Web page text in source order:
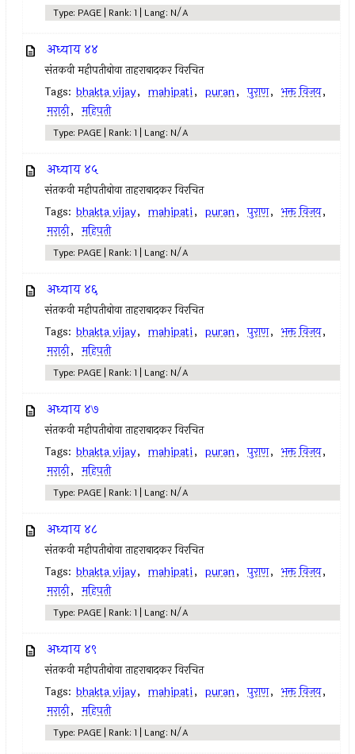
Type: PAGE | Rank: 1 | Lang: N/A
अध्याय ४४
संतकवी महीपतीबोवा ताहराबादकर विरचित
Tags: bhakta vijay, mahipati, puran, पुराण, भक्त विजय,
मराठी, महिपती
Type: PAGE | Rank: 1 | Lang: N/A
अध्याय ४५
संतकवी महीपतीबोवा ताहराबादकर विरचित
Tags: bhakta vijay, mahipati, puran, पुराण, भक्त विजय,
मराठी, महिपती
Type: PAGE | Rank: 1 | Lang: N/A
अध्याय ४६
संतकवी महीपतीबोवा ताहराबादकर विरचित
Tags: bhakta vijay, mahipati, puran, पुराण, भक्त विजय,
मराठी, महिपती
Type: PAGE | Rank: 1 | Lang: N/A
अध्याय ४७
संतकवी महीपतीबोवा ताहराबादकर विरचित
Tags: bhakta vijay, mahipati, puran, पुराण, भक्त विजय,
मराठी, महिपती
Type: PAGE | Rank: 1 | Lang: N/A
अध्याय ४८
संतकवी महीपतीबोवा ताहराबादकर विरचित
Tags: bhakta vijay, mahipati, puran, पुराण, भक्त विजय,
मराठी, महिपती
Type: PAGE | Rank: 1 | Lang: N/A
अध्याय ४९
संतकवी महीपतीबोवा ताहराबादकर विरचित
Tags: bhakta vijay, mahipati, puran, पुराण, भक्त विजय,
मराठी, महिपती
Type: PAGE | Rank: 1 | Lang: N/A